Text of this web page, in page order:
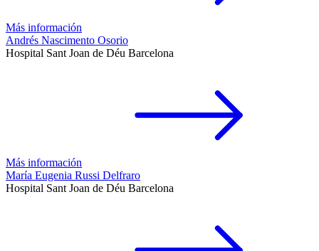
Más información
Andrés Nascimento Osorio
Hospital Sant Joan de Déu Barcelona
Más información
María Eugenia Russi Delfraro
Hospital Sant Joan de Déu Barcelona